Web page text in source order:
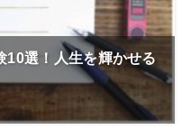
10選！人生を輝かせる